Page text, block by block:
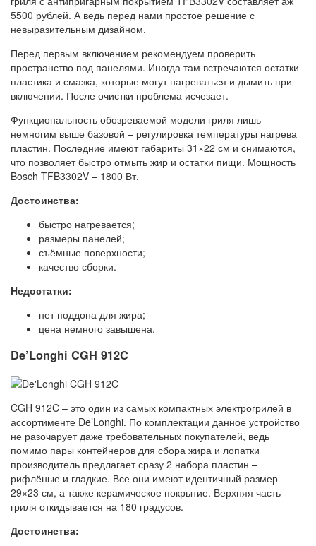
5500 рублей. А ведь перед нами простое решение с
невыразительным дизайном.
Перед первым включением рекомендуем проверить
пространство под панелями. Иногда там встречаются остатки
пластика и смазка, которые могут нагреваться и дымить при
включении. После очистки проблема исчезает.
Функциональность обозреваемой модели гриля лишь
немногим выше базовой – регулировка температуры нагрева
пластин. Последние имеют габариты 31×22 см и снимаются,
что позволяет быстро отмыть жир и остатки пищи. Мощность
Bosch TFB3302V – 1800 Вт.
Достоинства:
быстро нагревается;
размеры панелей;
съёмные поверхности;
качество сборки.
Недостатки:
нет поддона для жира;
цена немного завышена.
De’Longhi CGH 912C
CGH 912C – это один из самых компактных электрогрилей в
ассортименте De’Longhi. По комплектации данное устройство
не разочарует даже требовательных покупателей, ведь
помимо пары контейнеров для сбора жира и лопатки
производитель предлагает сразу 2 набора пластин –
рифлёные и гладкие. Все они имеют идентичный размер
29×23 см, а также керамическое покрытие. Верхняя часть
гриля откидывается на 180 градусов.
Достоинства: